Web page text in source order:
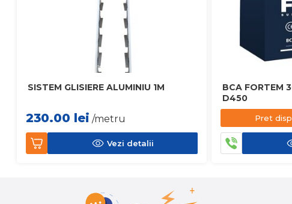
SISTEM GLISIERE ALUMINIU 1M
230.00 lei /metru
Vezi detalii
BCA FORTEM
D450
Pret